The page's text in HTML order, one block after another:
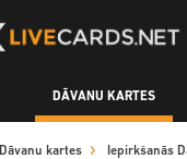
DĀVANU KARTES
Dāvanu kartes Iepirkšanās